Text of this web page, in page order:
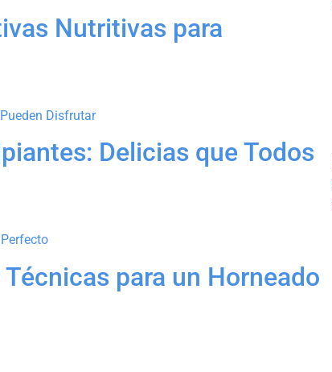
Nutritivas para
Delicias que Todos
para un Horneado